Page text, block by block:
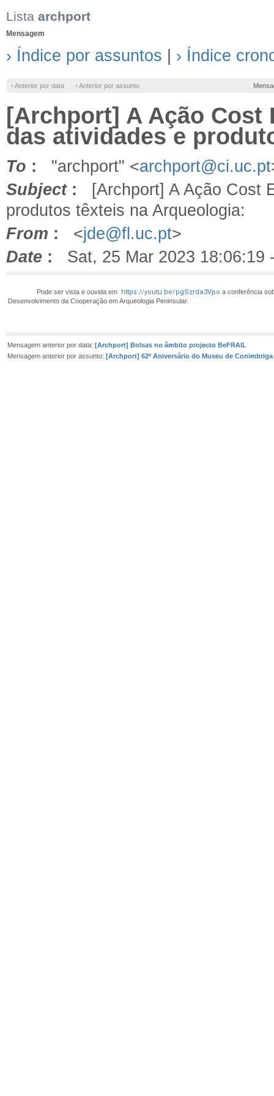
Lista archport
Mensagem
› Índice por assuntos › Índice
‹ Anterior por data ‹ Anterior por assunto
[Archport] A Ação Cost
das atividades e
To : "archport" <archport@ci.uc.pt
Subject: [Archport] A Ação Cost
produtos têxteis na Arqueologia:
From : <jde@fl.uc.pt>
Date : Sat, 25 Mar 2023 18:06:19
Pode ser vista e ouvida em https://youtu.be/pgSzrda3Vpo a conferência
Desenvolvimento da Cooperação em Arqueologia Peninsular.
Mensagem anterior por data: [Archport] Bolsas no âmbito projecto BeFRAIL
Mensagem anterior por assunto: [Archport] 62º Aniversário do Museu de Conimbriga